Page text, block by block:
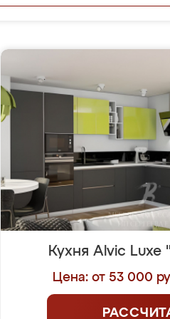
Кухня Alvic Luxe
Цена: от 53 000